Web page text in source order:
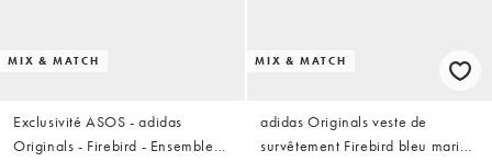
MIX & MATCH
Exclusivité ASOS - adidas
Originals - Firebird - Ensemble
MIX & MATCH
adidas Originals veste de
survêtement Firebird bleu marine